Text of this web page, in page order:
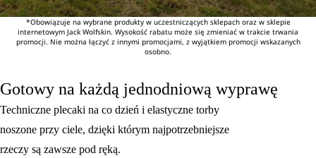
*Obowiązuje na wybrane produkty w uczestniczących sklepach oraz w sklepie
internetowym Jack Wolfskin. Wysokość rabatu może się zmieniać w trakcie trwania
promocji. Nie można łączyć z innymi promocjami, z wyjątkiem promocji wskazanych
osobno.
Gotowy na każdą jednodniową wyprawę
Techniczne plecaki na co dzień i elastyczne torby
noszone przy ciele, dzięki którym najpotrzebniejsze
rzeczy są zawsze pod ręką.